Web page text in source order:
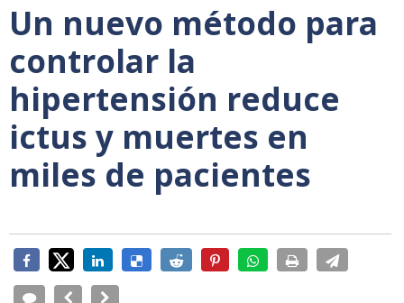
Un nuevo método para
controlar la
hipertensión reduce
ictus y muertes en
miles de pacientes